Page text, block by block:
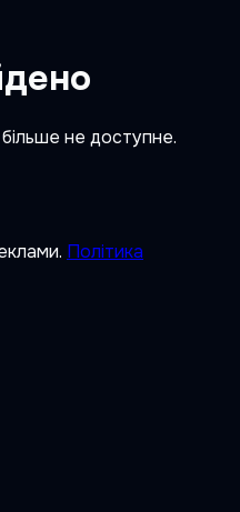
не доступне.
Політика